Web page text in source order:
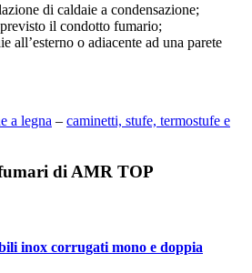
di caldaie a condensazione;
il condotto fumario;
all’esterno o adiacente ad una parete
a legna – caminetti, stufe, termostufe e
di AMR TOP
inox corrugati mono e doppia